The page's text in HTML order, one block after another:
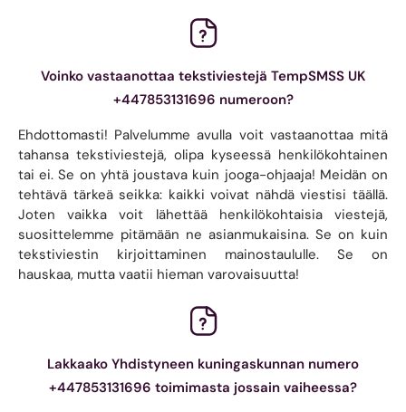
Voinko vastaanottaa tekstiviestejä TempSMSS UK
+447853131696 numeroon?
Ehdottomasti! Palvelumme avulla voit vastaanottaa mitä
tahansa tekstiviestejä, olipa kyseessä henkilökohtainen
tai ei. Se on yhtä joustava kuin jooga-ohjaaja! Meidän on
tehtävä tärkeä seikka: kaikki voivat nähdä viestisi täällä.
Joten vaikka voit lähettää henkilökohtaisia ​​viestejä,
suosittelemme pitämään ne asianmukaisina. Se on kuin
tekstiviestin kirjoittaminen mainostaululle. Se on
hauskaa, mutta vaatii hieman varovaisuutta!
Lakkaako Yhdistyneen kuningaskunnan numero
+447853131696 toimimasta jossain vaiheessa?